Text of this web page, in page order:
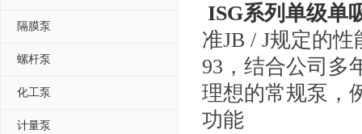
隔膜泵
螺杆泵
化工泵
计量泵
ISG系列单级单
准JB / J规定的
93，结合公司多
理想的常规泵，
功能